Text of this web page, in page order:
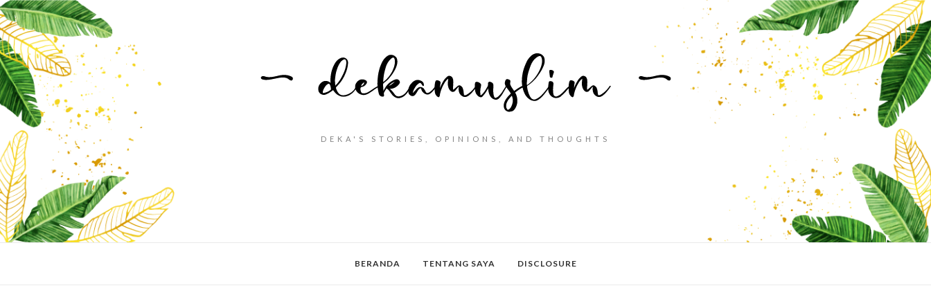
DEKA'S STORIES, OPINIONS, AND THOUGHTS
BERANDA TENTANG SAYA DISCLOSURE